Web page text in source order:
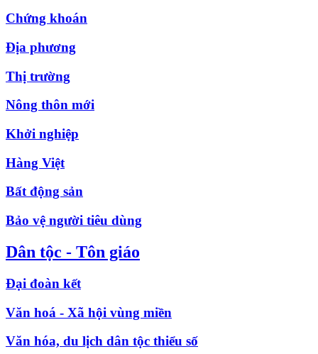
Chứng khoán
Địa phương
Thị trường
Nông thôn mới
Khởi nghiệp
Hàng Việt
Bất động sản
Bảo vệ người tiêu dùng
Dân tộc - Tôn giáo
Đại đoàn kết
Văn hoá - Xã hội vùng miền
Văn hóa, du lịch dân tộc thiểu số